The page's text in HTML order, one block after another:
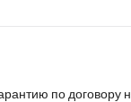
по договору